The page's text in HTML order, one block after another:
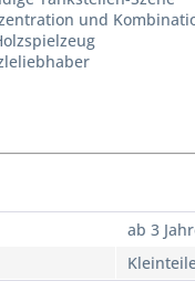
und
ab 3